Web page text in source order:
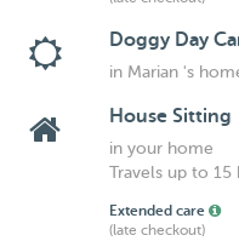
Doggy Day
in Marian 's
House Sitting
in your home
Travels up to 15
Extended care
(late checkout)